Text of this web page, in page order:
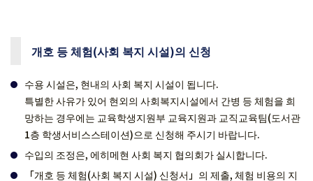
개호 등 체험(사회 복지 시설)의 신청
수용 시설은, 현내의 사회 복지 시설이 됩니다.
특별한 사유가 있어 현외의 사회복지시설에서 간병 등 체험을 희
망하는 경우에는 교육학생지원부 교육지원과 교직교육팀(도서관
1층 학생서비스스테이션)으로 신청해 주시기 바랍니다.
수입의 조정은, 에히메현 사회 복지 협의회가 실시합니다.
「개호 등 체험(사회 복지 시설) 신청서」의 제출, 체험 비용의 지